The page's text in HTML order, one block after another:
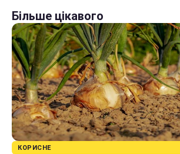
Більше цікавого
КОРИСНЕ